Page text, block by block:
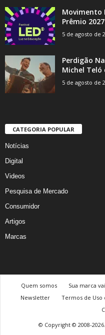
Movimento
Prêmio 2027
5 de agosto de
Perdigão
Michel Teló
5 de agosto de
CATEGORIA POPULAR
Notícias
Digital
Videos
Pesquisa de Mercado
Consumidor
Artigos
Marcas
Quem somos Sua marca
Newsletter
Termos de Uso
© Copyright © 2008-